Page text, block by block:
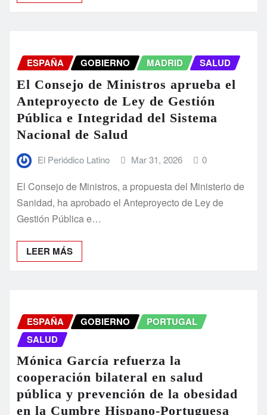
ESPAÑA GOBIERNO MADRID SALUD
El Consejo de Ministros aprueba el
Anteproyecto de Ley de Gestión
Pública e Integridad del Sistema
Nacional de Salud
El Periódico Latino Mar 31, 2026 0
El Consejo de Ministros, a propuesta del Ministerio de
Sanidad, ha aprobado el Anteproyecto de Ley de
Gestión Pública e…
LEER MÁS
ESPAÑA GOBIERNO
PORTUGAL
SALUD
Mónica García refuerza la
cooperación bilateral en salud
pública y prevención de la obesidad
en la Cumbre Hispano-Portuguesa